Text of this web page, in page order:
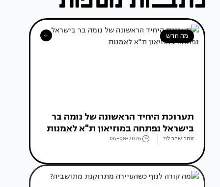
מה חדש
תערוכת היחיד הראשונה של נומה בר
בישראל נפתחה במוזיאון ת"א לאמנות
זוהר שחר לוי 06-08-2026
אדריכלות מהעולם